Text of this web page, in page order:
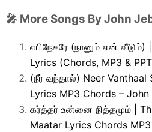
🎤 More Songs By John
எபிநேசரே (நானும் என் வீடும்)
Lyrics (Chords, MP3 &
(நீர் வந்தால்) Neer Vanthaal
Lyrics MP3 Chords – John
கர்த்தர் உன்னை நித்தமும் |
Maatar Lyrics Chords MP3